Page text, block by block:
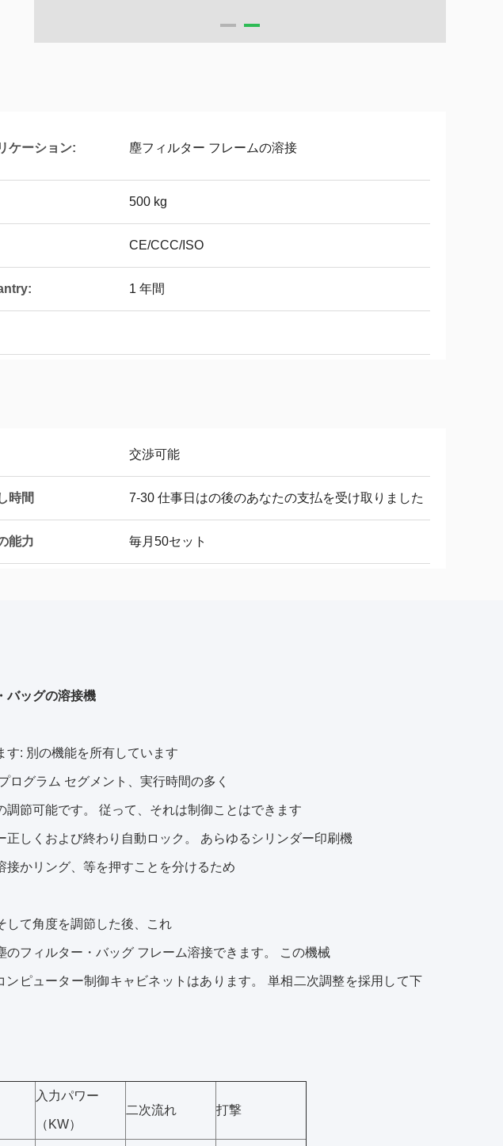
ケーション: 塵フィルター フレームの溶接
500 kg
CE/CCC/ISO
1 年間
交渉可能
時間 7-30 仕事日はの後のあなたの支払を受け取りました
能力 毎月50セット
バッグの溶接機
す: 別の機能を所有しています
ログラム セグメント、実行時間の多く
節可能です。 従って、それは制御ことはできます
しくおよび終わり自動ロック。 あらゆるシリンダー印刷機
かリング、等を押すことを分けるため
して角度を調節した後、これ
フィルター・バッグ フレーム溶接できます。 この機械
ピューター制御キャビネットはあります。 単相二次調整を採用して下
入力パワー
（KW）
二次流れ 打撃